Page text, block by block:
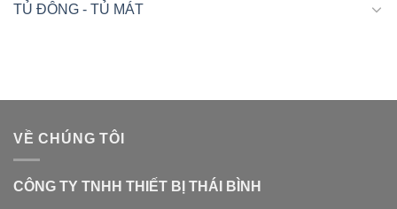
TỦ ĐÔNG - TỦ MÁT
VỀ CHÚNG TÔI
CÔNG TY TNHH THIẾT BỊ THÁI BÌNH